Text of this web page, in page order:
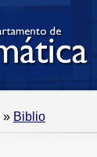
» Biblio